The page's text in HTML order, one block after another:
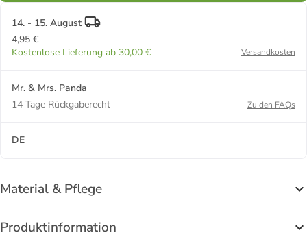
14. - 15. August
4,95 €
Kostenlose Lieferung ab 30,00 €
Versandkosten
Mr. & Mrs. Panda
14 Tage Rückgaberecht
Zu den FAQs
DE
Material & Pflege
Produktinformation